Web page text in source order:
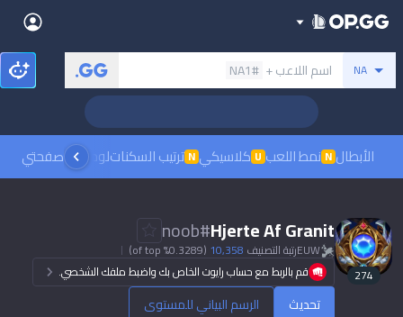
NA بحث عن المستدعي
اسم اللاعب + #NA1
الأبطال N نمط اللعب U كلاسيكي Nترتيب السكناتلوحات الصدارة
صفحتي
274
Hjerte Af Granit
#
noob
EUWرتبة التصنيف 10,358
(0.3289% of top)
قم بالربط مع حساب رايوت الخاص بك واضبط ملفك الشخصي.
تحديث الرسم البياني للمستوى
League of Legends
Teamfight Tactics
Pokémon Champions
PUBG
Beta
ROBLOX
OVERWATCH2
Pokémon Pokopia
Marvel Rivals
Sign in
Language
العربية
Dark mode
Back
العربية
English
日本語
język polski